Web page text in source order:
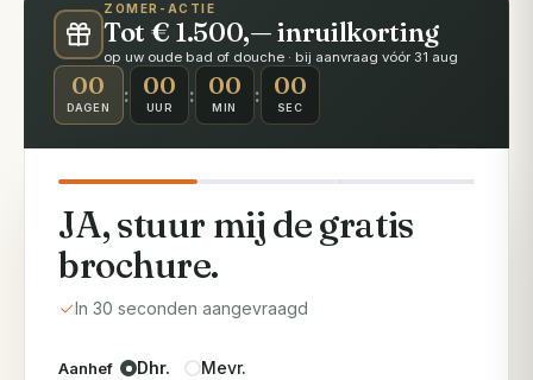
ZOMER-ACTIE
Tot € 1.500,— inruilkorting
op uw oude bad of douche · bij aanvraag vóór 31 aug
00
DAGEN
: 00
UUR
: 00
MIN
: 00
SEC
JA, stuur mij de gratis
brochure.
In 30 seconden aangevraagd
Aanhef Dhr. Mevr.